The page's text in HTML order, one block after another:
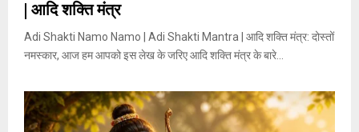
| आदि शक्ति मंत्र
Adi Shakti Namo Namo | Adi Shakti Mantra | आदि शक्ति मंत्र: दोस्तों
नमस्कार, आज हम आपको इस लेख के जरिए आदि शक्ति मंत्र के बारे...